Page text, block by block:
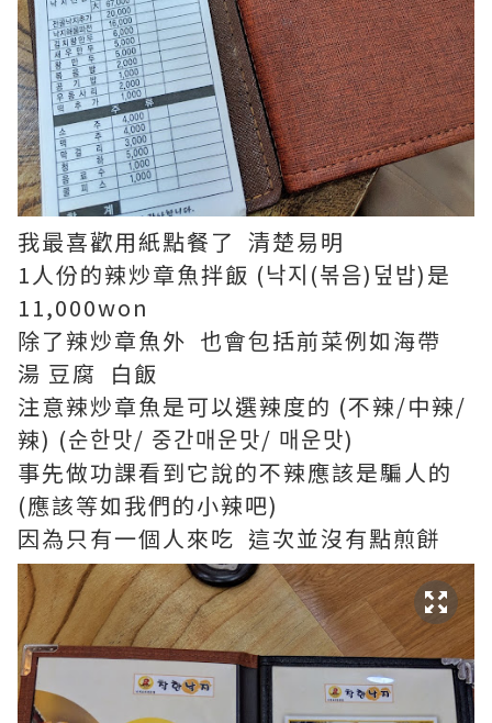
我最喜歡用紙點餐了 清楚易明
1人份的辣炒章魚拌飯 (낙지(볶음)덮밥)是
11,000won
除了辣炒章魚外 也會包括前菜例如海帶
湯 豆腐 白飯
注意辣炒章魚是可以選辣度的 (不辣/中辣/
辣) (순한맛/ 중간매운맛/ 매운맛)
事先做功課看到它說的不辣應該是騙人的
(應該等如我們的小辣吧)
因為只有一個人來吃 這次並沒有點煎餅